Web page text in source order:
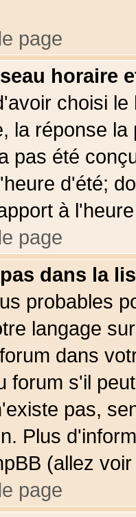
page
horaire
choisi
la réponse
pas été
d'été;
à
page
dans la
probables
langage
dans
forum s'il
pas,
Plus
(allez
page